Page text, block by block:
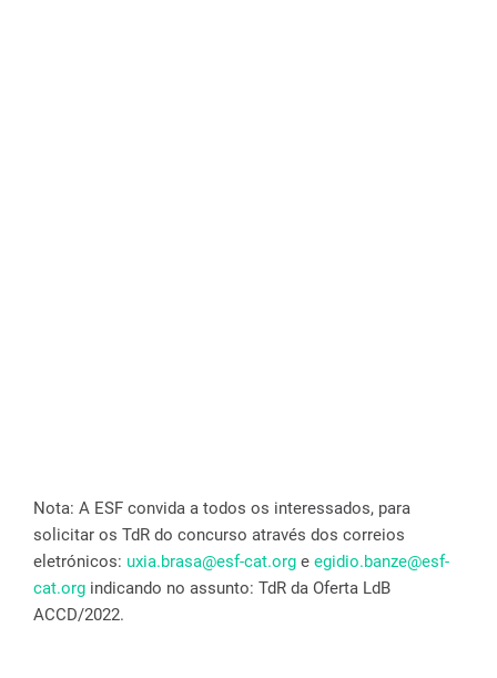
Nota: A ESF convida a todos os interessados, para
solicitar os TdR do concurso através dos correios
eletrónicos: uxia.brasa@esf-cat.org e egidio.banze@esf-
cat.org indicando no assunto: TdR da Oferta LdB
ACCD/2022.